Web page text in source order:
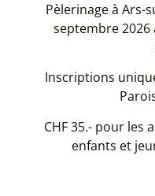
Pèlerinage à Ars-
septembre 2026
Inscriptions
CHF 35.- pour les
enfants et